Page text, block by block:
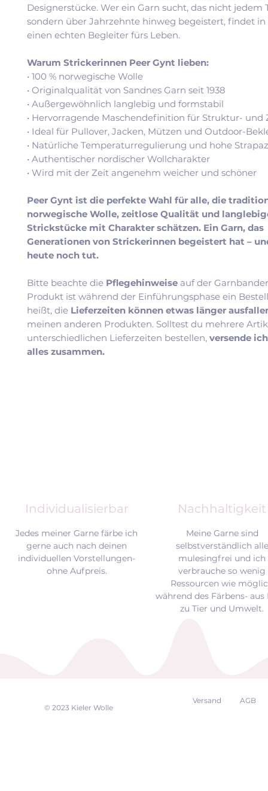
Designerstücke. Wer ein Garn sucht, das nicht jedem
sondern über Jahrzehnte hinweg begeistert, findet in
einen echten Begleiter fürs Leben.
Warum Strickerinnen Peer Gynt lieben:
• 100 % norwegische Wolle
• Originalqualität von Sandnes Garn seit 1938
• Außergewöhnlich langlebig und formstabil
• Hervorragende Maschendefinition für Struktur- und
• Ideal für Pullover, Jacken, Mützen und Outdoor-
• Natürliche Temperaturregulierung und hohe
• Authentischer nordischer Wollcharakter
• Wird mit der Zeit angenehm weicher und schöner
Peer Gynt ist die perfekte Wahl für alle, die
norwegische Wolle, zeitlose Qualität und
Strickstücke mit Charakter schätzen. Ein Garn, das
Generationen von Strickerinnen begeistert hat –
heute noch tut.
Bitte beachte die Pflegehinweise auf der
Produkt ist während der Einführungsphase ein
heißt, die Lieferzeiten können etwas länger
meinen anderen Produkten. Solltest du mehrere
unterschiedlichen Lieferzeiten bestellen, versende
alles zusammen.
Individualisierbar Nachhaltigkeit
Jedes meiner Garne färbe ich
gerne auch nach deinen
individuellen Vorstellungen-
ohne Aufpreis.
Meine Garne sind
selbstverständlich alle
mulesingfrei und ich
verbrauche so wenig
Ressourcen wie
während des Färbens- aus
zu Tier und Umwelt.
© 2023 Kieler Wolle
Versand AGB